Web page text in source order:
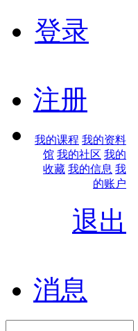
登录
注册
我的课程 我的资料
馆 我的社区 我的
收藏 我的信息 我
的账户
退出
消息